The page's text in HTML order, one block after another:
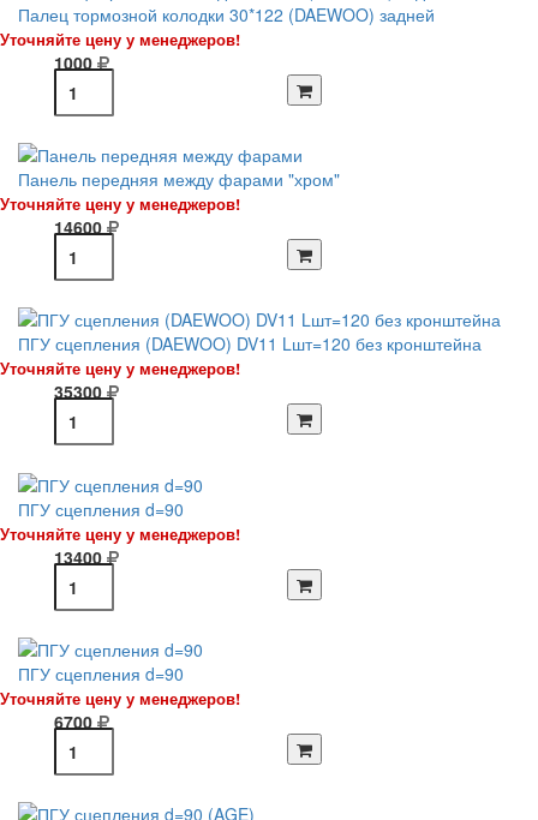
Палец тормозной колодки 30*122 (DAEWOO) задней
Уточняйте цену у менеджеров!
1000
Панель передняя между фарами "хром"
Уточняйте цену у менеджеров!
14600
ПГУ сцепления (DAEWOO) DV11 Lшт=120 без кронштейна
Уточняйте цену у менеджеров!
35300
ПГУ сцепления d=90
Уточняйте цену у менеджеров!
13400
ПГУ сцепления d=90
Уточняйте цену у менеджеров!
6700